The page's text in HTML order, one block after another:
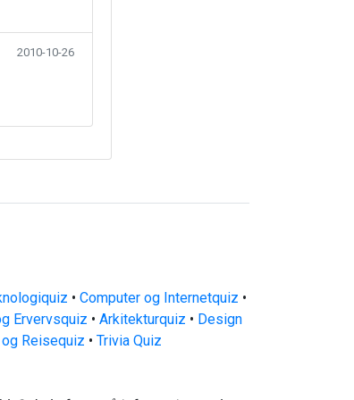
2010-10-26
• Computer og Internetquiz •
Ervervsquiz • Arkitekturquiz • Design
Reisequiz • Trivia Quiz